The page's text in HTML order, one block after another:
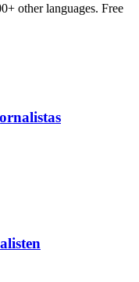
other languages. Free